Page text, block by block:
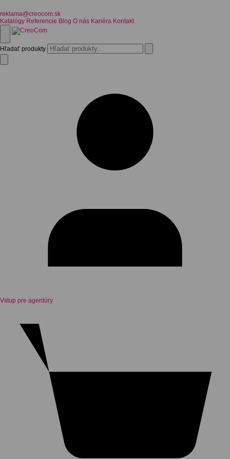
reklama@creocom.sk
Katalógy Referencie Blog O nás Kariéra Kontakt
Hľadať produkty
Vstup pre agentúry